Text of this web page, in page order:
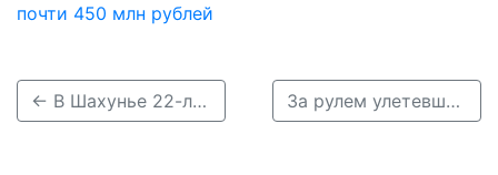
почти 450 млн рублей
← В Шахунье 22-летний водитель врезался в дерево и попал в больницу За рулем улетевшего в кювет авто была 30-летняя нижегородка →